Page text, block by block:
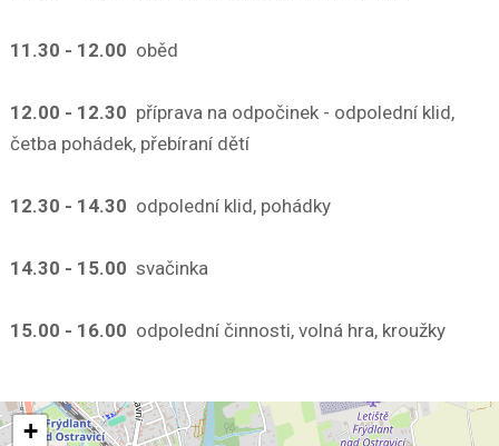
11.30 - 12.00 oběd
12.00 - 12.30 příprava na odpočinek - odpolední klid,
četba pohádek, přebíraní dětí
12.30 - 14.30 odpolední klid, pohádky
14.30 - 15.00 svačinka
15.00 - 16.00 odpolední činnosti, volná hra, kroužky
+